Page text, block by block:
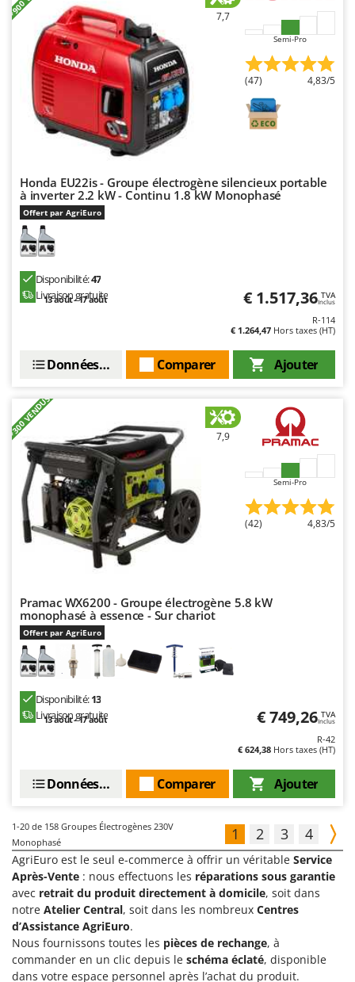
7,7
Semi-Pro
(47) 4,83/5
Honda EU22is - Groupe électrogène silencieux portable
à inverter 2.2 kW - Continu 1.8 kW Monophasé
Offert par AgriEuro
Disponibilité:47
Livraison gratuite
13 août - 17 août € 1.517,36 TVA
Inclus
R-114
€ 1.264,47 Hors taxes (HT)
Ajouter
Comparer
Données techniques
+300 VENDUS 7,9
Semi-Pro
(42) 4,83/5
Pramac WX6200 - Groupe électrogène 5.8 kW
monophasé à essence - Sur chariot
Offert par AgriEuro
Disponibilité:13
Livraison gratuite
13 août - 17 août € 749,26 TVA
Inclus
R-42
€ 624,38 Hors taxes (HT)
Ajouter
Comparer
Données techniques
1-20 de 158 Groupes Électrogènes 230V
Monophasé
1 2 3 4
AgriEuro est le seul e-commerce à offrir un véritable Service
Après-Vente : nous effectuons les réparations sous garantie
avec retrait du produit directement à domicile, soit dans
notre Atelier Central, soit dans les nombreux Centres
d’Assistance AgriEuro.
Nous fournissons toutes les pièces de rechange, à
commander en un clic depuis le schéma éclaté, disponible
dans votre espace personnel après l’achat du produit.